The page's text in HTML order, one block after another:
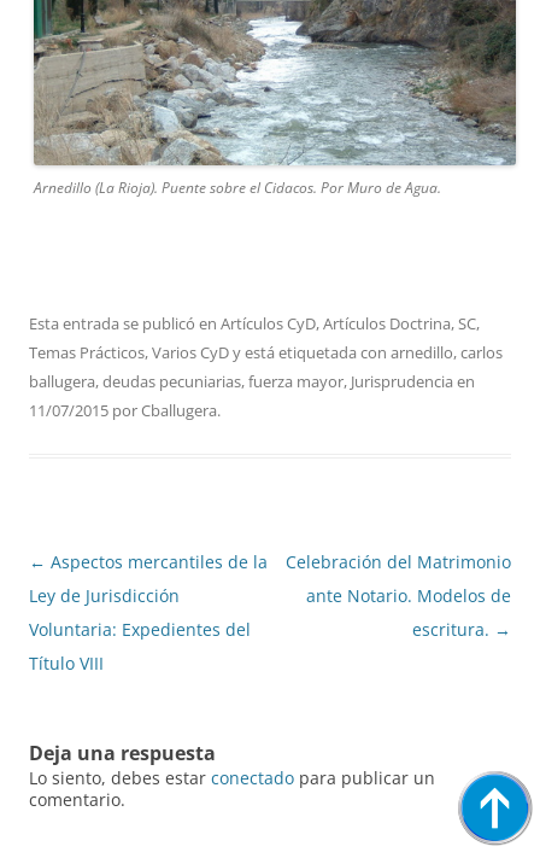
Arnedillo (La Rioja). Puente sobre el Cidacos. Por Muro de Agua.
Esta entrada se publicó en Artículos CyD,Artículos Doctrina,SC,
Temas Prácticos,Varios CyDy está etiquetada con arnedillo,carlos
ballugera,deudas pecuniarias,fuerza mayor, Jurisprudencia en
11/07/2015 porCballugera.
Navegación
de
entradas
← Aspectos mercantiles de la
Ley de Jurisdicción
Voluntaria: Expedientes del
Título VIII
Celebración del Matrimonio
ante Notario. Modelos de
escritura. →
Deja una respuesta
Lo siento, debes estar conectado para publicar un
comentario.